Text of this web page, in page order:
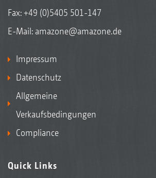
Fax: +49 (0)5405 501-147
E-Mail: amazone@amazone.de
Impressum
Datenschutz
Allgemeine
Verkaufsbedingungen
Compliance
Quick Links